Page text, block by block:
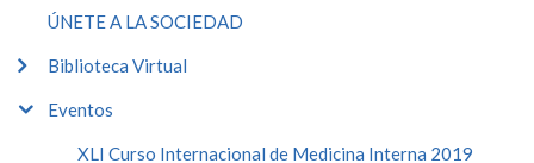
ÚNETE A LA SOCIEDAD
Biblioteca Virtual
Eventos
XLI Curso Internacional de Medicina Interna 2019